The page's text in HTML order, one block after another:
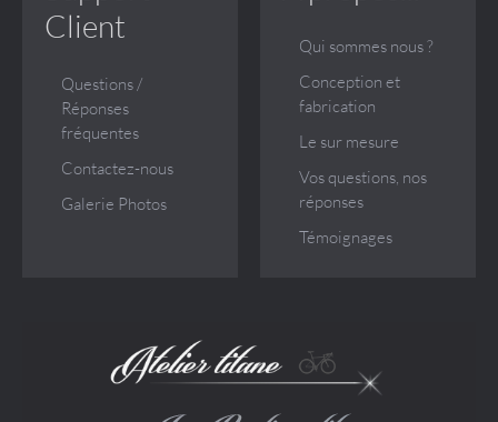
Client
Questions /
Réponses
fréquentes
Contactez-nous
Galerie Photos
Qui sommes nous ?
Conception et
fabrication
Le sur mesure
Vos questions, nos
réponses
Témoignages